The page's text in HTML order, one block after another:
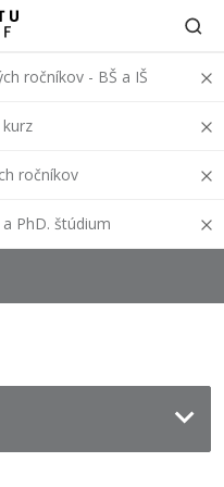
ročníkov - BŠ a IŠ
ročníkov
PhD. štúdium